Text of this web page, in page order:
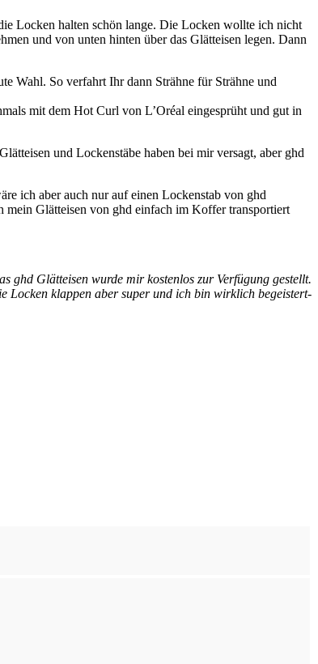
Locken halten schön lange. Die Locken wollte ich nicht
und von unten hinten über das Glätteisen legen. Dann
Wahl. So verfahrt Ihr dann Strähne für Strähne und
mit dem Hot Curl von L’Oréal eingesprüht und gut in
und Lockenstäbe haben bei mir versagt, aber ghd
ich aber auch nur auf einen Lockenstab von ghd
mein Glätteisen von ghd einfach im Koffer transportiert
ghd Glätteisen wurde mir kostenlos zur Verfügung gestellt.
Locken klappen aber super und ich bin wirklich begeistert-